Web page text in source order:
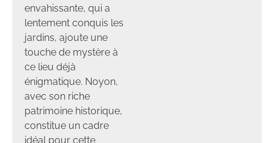
envahissante, qui a
lentement conquis les
jardins, ajoute une
touche de mystère à
ce lieu déjà
énigmatique. Noyon,
avec son riche
patrimoine historique,
constitue un cadre
idéal pour cette